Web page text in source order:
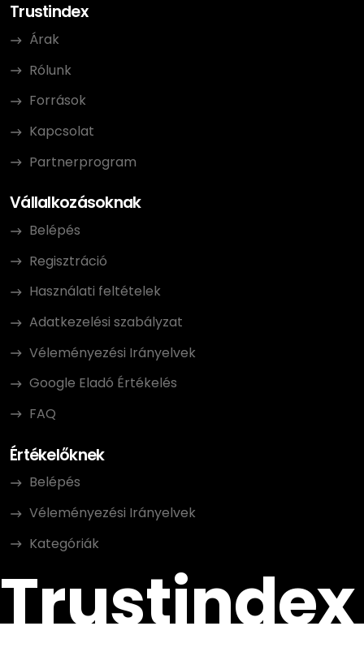
Trustindex
Árak
Rólunk
Források
Kapcsolat
Partnerprogram
Vállalkozásoknak
Belépés
Regisztráció
Használati feltételek
Adatkezelési szabályzat
Véleményezési Irányelvek
Google Eladó Értékelés
FAQ
Értékelőknek
Belépés
Véleményezési Irányelvek
Kategóriák
Trustindex